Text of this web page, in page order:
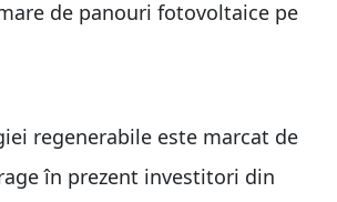
de panouri fotovoltaice pe
regenerabile este marcat de
în prezent investitori din